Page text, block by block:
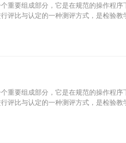
重要组成部分，它是在规范的操作程序
评比与认定的一种测评方式，是检验教
意识和竞争意识，对促进参加考级人员
重要组成部分，它是在规范的操作程序
评比与认定的一种测评方式，是检验教
意识和竞争意识，对促进参加考级人员